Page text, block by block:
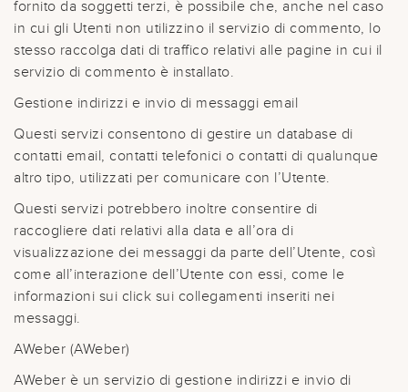
fornito da soggetti terzi, è possibile che, anche nel caso
in cui gli Utenti non utilizzino il servizio di commento, lo
stesso raccolga dati di traffico relativi alle pagine in cui il
servizio di commento è installato.
Gestione indirizzi e invio di messaggi email
Questi servizi consentono di gestire un database di
contatti email, contatti telefonici o contatti di qualunque
altro tipo, utilizzati per comunicare con l’Utente.
Questi servizi potrebbero inoltre consentire di
raccogliere dati relativi alla data e all’ora di
visualizzazione dei messaggi da parte dell’Utente, così
come all’interazione dell’Utente con essi, come le
informazioni sui click sui collegamenti inseriti nei
messaggi.
AWeber (AWeber)
AWeber è un servizio di gestione indirizzi e invio di